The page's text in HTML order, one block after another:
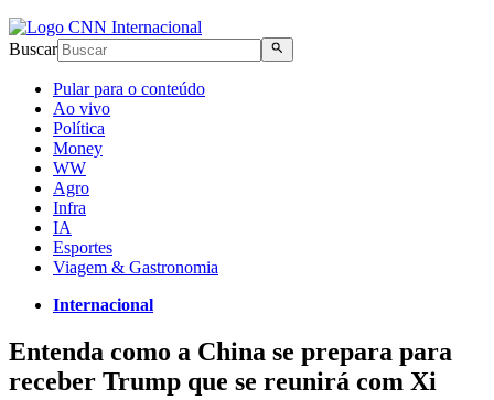
Buscar
Pular para o conteúdo
Ao vivo
Política
Money
WW
Agro
Infra
IA
Esportes
Viagem & Gastronomia
Internacional
Entenda como a China se prepara para
receber Trump que se reunirá com Xi